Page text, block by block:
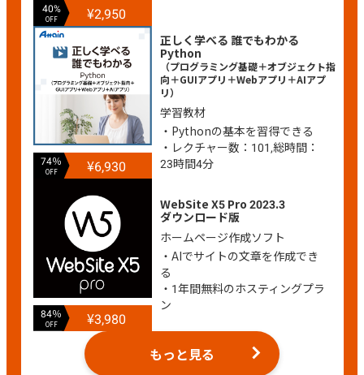
40%
OFF ¥2,950
正しく学べる 誰でもわかる
Python
（プログラミング基礎＋オブジェクト指
向＋GUIアプリ＋Webアプリ＋AIアプ
リ）
74％
OFF ¥6,930
学習教材
・Pythonの基本を習得できる
・レクチャー数：101,総時間：
23時間4分
WebSite X5 Pro 2023.3
ダウンロード版
84％
OFF ¥3,980
ホームページ作成ソフト
・AIでサイトの文章を作成でき
る
・1年間無料のホスティングプラ
ン
もっと見る